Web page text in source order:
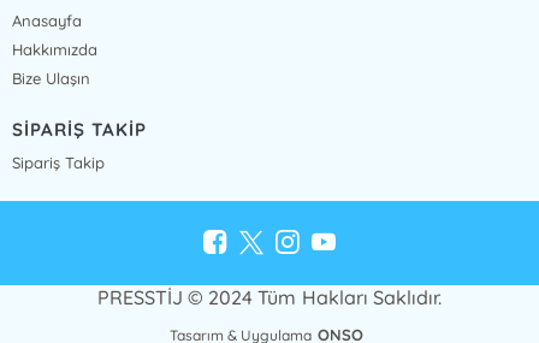
Anasayfa
Hakkımızda
Bize Ulaşın
SİPARİŞ TAKİP
Sipariş Takip
PRESSTİJ © 2024 Tüm Hakları Saklıdır.
Tasarım & Uygulama ONSO